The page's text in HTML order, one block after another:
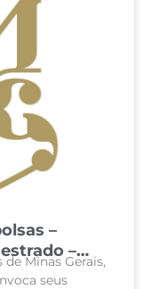
–
–
Minas Gerais,
seus